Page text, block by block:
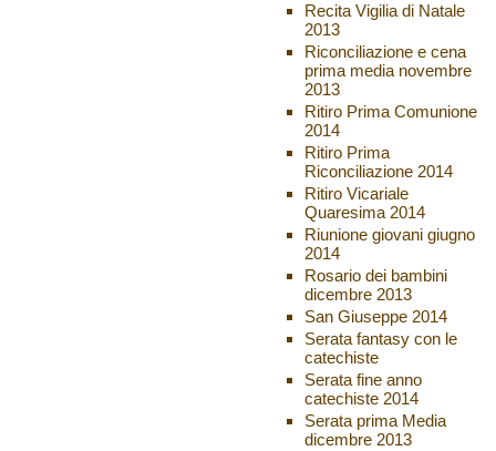
Recita Vigilia di Natale
2013
Riconciliazione e cena
prima media novembre
2013
Ritiro Prima Comunione
2014
Ritiro Prima
Riconciliazione 2014
Ritiro Vicariale
Quaresima 2014
Riunione giovani giugno
2014
Rosario dei bambini
dicembre 2013
San Giuseppe 2014
Serata fantasy con le
catechiste
Serata fine anno
catechiste 2014
Serata prima Media
dicembre 2013